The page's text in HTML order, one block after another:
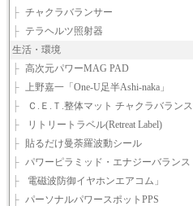
├ チャクラバランサー
├ テラヘルツ照射器
生活・環境
├ 高次元パワーMAG PAD
├ 上野嘉一「One-U足半Ashi-naka」
├
Ｃ.Ｅ.Ｔ.整体マット チャクラバランス
├
リトリートラベル(Retreat Label)
├ 貼るだけ曼荼羅波動シール
├ パワーピラミッド・エナジーバランス
├
電磁波防御イヤホンエアコム」
├ パーソナルパワースポットPPS